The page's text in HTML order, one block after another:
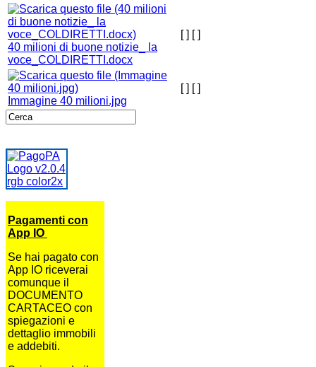
40 milioni di buone notizie_ la
voce_COLDIRETTI.docx
[ ] [ ]
Immagine 40 milioni.jpg
[ ] [ ]
Pagamenti con
App IO
Se hai pagato con
App IO riceverai
comunque il
DOCUMENTO
CARTACEO con
spiegazioni e
dettaglio immobili
e addebiti.